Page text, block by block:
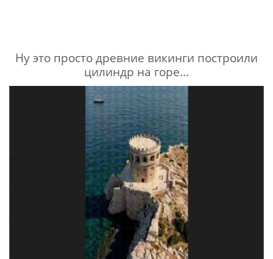
Ну это просто древние викинги построили
цилиндр на горе...